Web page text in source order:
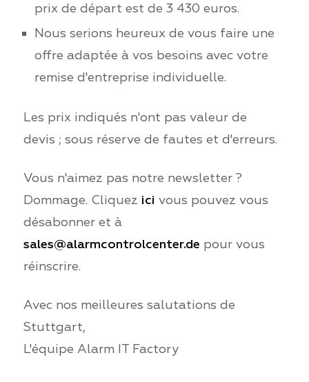
prix de départ est de 3 430 euros.
Nous serions heureux de vous faire une
offre adaptée à vos besoins avec votre
remise d'entreprise individuelle.
Les prix indiqués n'ont pas valeur de
devis ; sous réserve de fautes et d'erreurs.
Vous n'aimez pas notre newsletter ?
Dommage. Cliquez ici vous pouvez vous
désabonner et à
sales@alarmcontrolcenter.de pour vous
réinscrire.
Avec nos meilleures salutations de
Stuttgart,
L'équipe Alarm IT Factory